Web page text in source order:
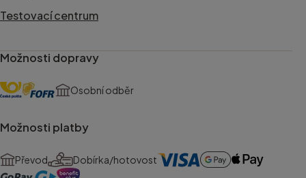
Testovací centrum
Možnosti dopravy
Osobní odběr
Možnosti platby
Převod Dobírka/hotovost